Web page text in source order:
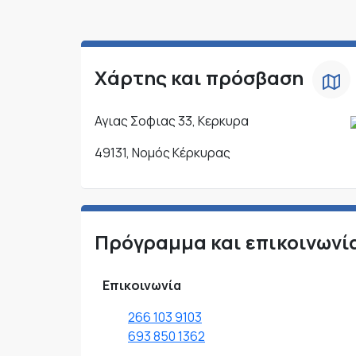
Χάρτης και πρόσβαση
Αγιας Σοφιας 33, Κερκυρα
49131, Νομός Κέρκυρας
Πρόγραμμα και
Επικοινωνία
266 103 9103
693 850 1362